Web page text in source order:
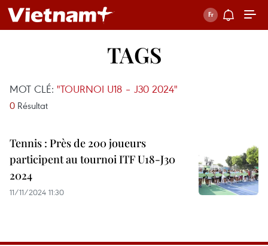
TAGS
MOT CLÉ: "TOURNOI U18 – J30 2024"
0 Résultat
Tennis : Près de 200 joueurs
participent au tournoi ITF U18-J30
2024
11/11/2024 11:30